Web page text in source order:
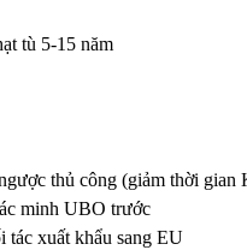
tù 5-15 năm
thủ công (giảm thời gian
minh UBO trước
xuất khẩu sang EU